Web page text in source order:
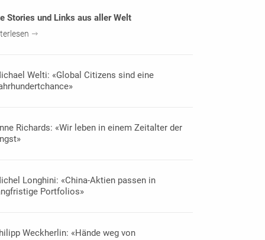
Stories und Links aus aller Welt
Welti: «Global Citizens sind eine
Richards: «Wir leben in einem Zeitalter der
Longhini: «China-Aktien passen in
Portfolios»
Weckherlin: «Hände weg von